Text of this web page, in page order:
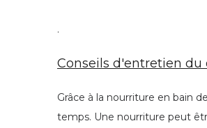
.
Conseils d'entretien du
Grâce à la nourriture en bain
temps. Une nourriture peut